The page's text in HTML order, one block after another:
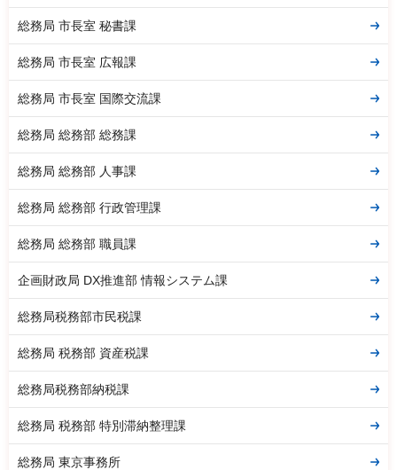
総務局 市長室 秘書課
総務局 市長室 広報課
総務局 市長室 国際交流課
総務局 総務部 総務課
総務局 総務部 人事課
総務局 総務部 行政管理課
総務局 総務部 職員課
企画財政局 DX推進部 情報システム課
総務局税務部市民税課
総務局 税務部 資産税課
総務局税務部納税課
総務局 税務部 特別滞納整理課
総務局 東京事務所